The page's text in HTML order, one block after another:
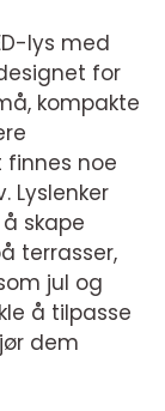
lys med
for
kompakte
finnes noe
Lyslenker
skape
terrasser,
jul og
å tilpasse
dem